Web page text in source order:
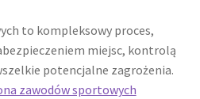
to kompleksowy proces,
miejsc, kontrolą
potencjalne zagrożenia.
zawodów sportowych